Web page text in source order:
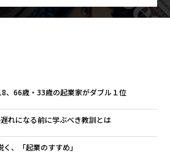
、66歳・33歳の起業家がダブル１位
れになる前に学ぶべき教訓とは
、「起業のすすめ」